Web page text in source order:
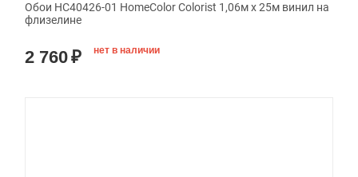
Обои HC40426-01 HomeColor Colorist 1,06м х 25м винил на
флизелине
2 760₽ нет в наличии